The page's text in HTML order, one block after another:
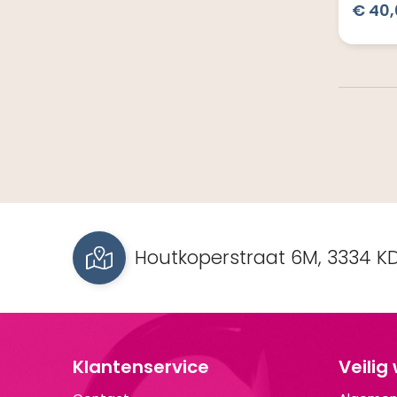
€
Houtkoperstraat 6M, 3334
Klantenservice Veilig